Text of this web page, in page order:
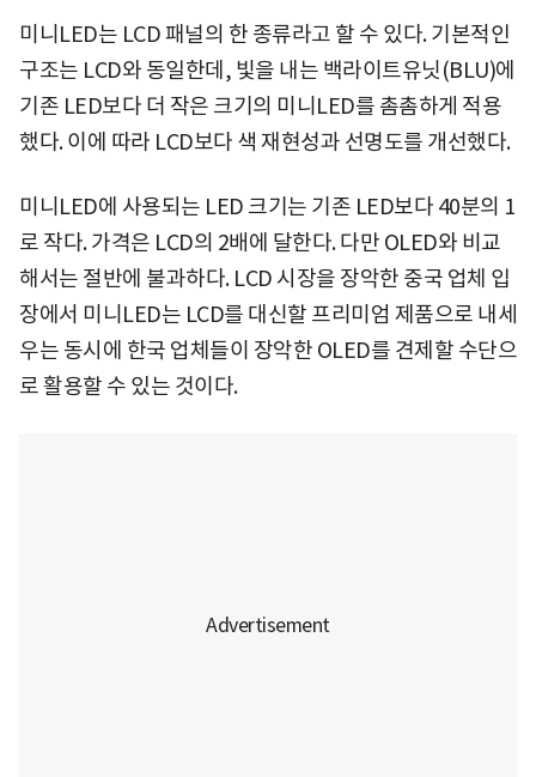
미니LED는 LCD 패널의 한 종류라고 할 수 있다. 기본적인
구조는 LCD와 동일한데, 빛을 내는 백라이트유닛(BLU)에
기존 LED보다 더 작은 크기의 미니LED를 촘촘하게 적용
했다. 이에 따라 LCD보다 색 재현성과 선명도를 개선했다.
미니LED에 사용되는 LED 크기는 기존 LED보다 40분의 1
로 작다. 가격은 LCD의 2배에 달한다. 다만 OLED와 비교
해서는 절반에 불과하다. LCD 시장을 장악한 중국 업체 입
장에서 미니LED는 LCD를 대신할 프리미엄 제품으로 내세
우는 동시에 한국 업체들이 장악한 OLED를 견제할 수단으
로 활용할 수 있는 것이다.